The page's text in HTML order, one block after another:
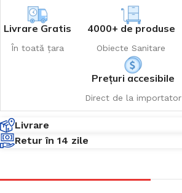
Livrare Gratis
În toată țara
4000+ de produse
Obiecte Sanitare
Prețuri accesibile
Direct de la importator
Livrare
Retur în 14 zile